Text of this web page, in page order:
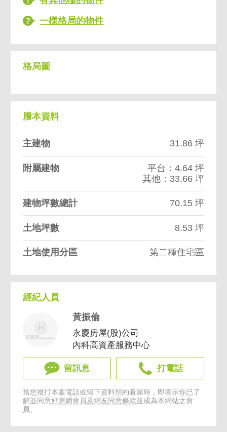
一樣格局的物件
格局圖
謄本資料
主建物 31.86 坪
附屬建物
平台：4.64 坪
其他：33.66 坪
建物坪數總計 70.15 坪
土地坪數 8.53 坪
土地使用分區 第二種住宅區
經紀人員
黃振倫
永慶房屋(股)公司
內科高資產服務中心
留訊息 打電話
當您撥打本案電話或留下資料預約看屋時，即表示你已了
解並同意好房網會員及網友同意條款並成為本網站之會
員。